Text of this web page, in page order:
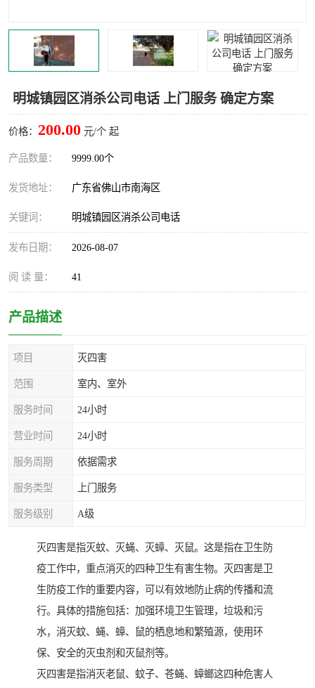
明城镇园区消杀公司电话 上门服务 确定方案
价格： 200.00 元/个 起
产品数量： 9999.00个
发货地址： 广东省佛山市南海区
关键词： 明城镇园区消杀公司电话
发布日期： 2026-08-07
阅 读 量： 41
产品描述
项目 灭四害
范围 室内、室外
服务时间 24小时
营业时间 24小时
服务周期 依据需求
服务类型 上门服务
服务级别 A级
灭四害是指灭蚊、灭蝇、灭蟑、灭鼠。这是指在卫生防
疫工作中，重点消灭的四种卫生有害生物。灭四害是卫
生防疫工作的重要内容，可以有效地防止病的传播和流
行。具体的措施包括：加强环境卫生管理，垃圾和污
水，消灭蚊、蝇、蟑、鼠的栖息地和繁殖源，使用环
保、安全的灭虫剂和灭鼠剂等。
灭四害是指消灭老鼠、蚊子、苍蝇、蟑螂这四种危害人
害虫防治 灭杀害虫